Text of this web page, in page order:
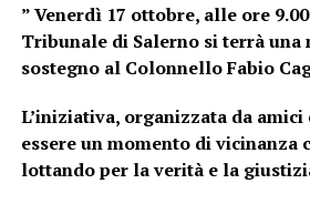
” Venerdì 17 ottobre, alle ore
Tribunale di Salerno si terrà una
sostegno al Colonnello Fabio
L’iniziativa, organizzata da
essere un momento di vicinanza
lottando per la verità e la